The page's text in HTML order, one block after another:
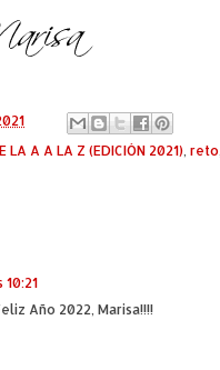
LA A A LA Z (EDICIÓN 2021) reto
10:21
Año 2022, Marisa!!!!